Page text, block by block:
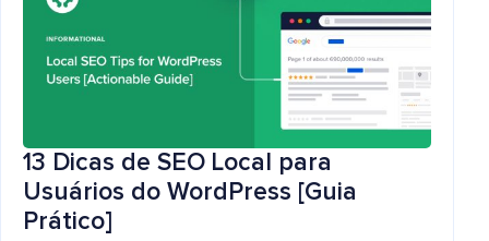
13 Dicas de SEO Local para
Usuários do WordPress [Guia
Prático]